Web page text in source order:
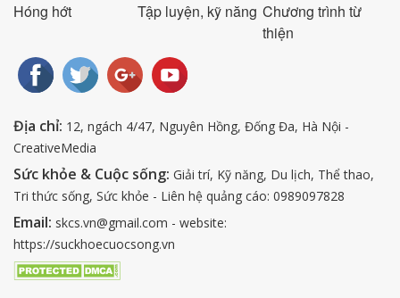
Hóng hớt
Tập luyện, kỹ năng Chương trình từ
thiện
Địa chỉ: 12, ngách 4/47, Nguyên Hồng, Đống Đa, Hà Nội -
CreativeMedia
Sức khỏe & Cuộc sống: Giải trí, Kỹ năng, Du lịch, Thể thao,
Tri thức sống, Sức khỏe - Liên hệ quảng cáo: 0989097828
Email: skcs.vn@gmail.com - website:
https://suckhoecuocsong.vn